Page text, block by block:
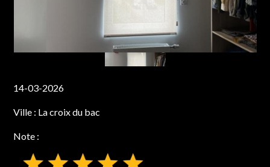
14-03-2026
Ville : La croix du bac
Note :